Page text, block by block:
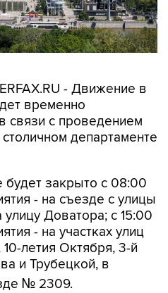
- Движение в
связи с проведением
департаменте
закрыто с 08:00
Доватора; с 15:00
- на участках улиц
летия Октября, 3-й
и Трубецкой, в
№ 2309.
ограничений 9